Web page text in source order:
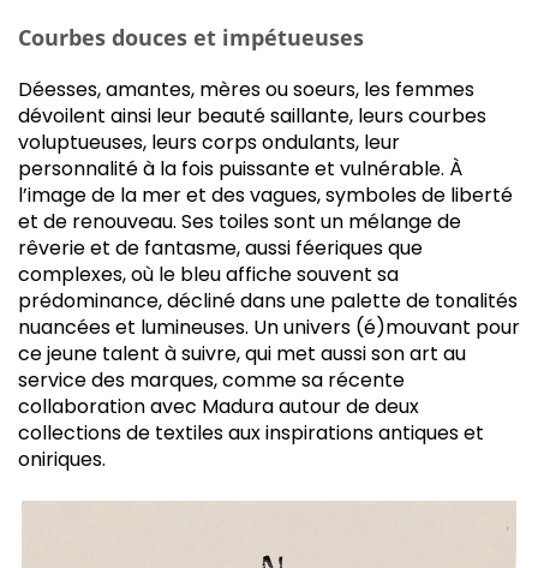
Courbes douces et impétueuses
Déesses, amantes, mères ou soeurs, les femmes
dévoilent ainsi leur beauté saillante, leurs courbes
voluptueuses, leurs corps ondulants, leur
personnalité à la fois puissante et vulnérable. À
l’image de la mer et des vagues, symboles de liberté
et de renouveau. Ses toiles sont un mélange de
rêverie et de fantasme, aussi féeriques que
complexes, où le bleu affiche souvent sa
prédominance, décliné dans une palette de tonalités
nuancées et lumineuses. Un univers (é)mouvant pour
ce jeune talent à suivre, qui met aussi son art au
service des marques, comme sa récente
collaboration avec Madura autour de deux
collections de textiles aux inspirations antiques et
oniriques.